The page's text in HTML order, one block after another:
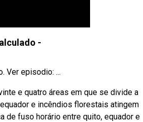
-
Ver episodio: ...
e quatro áreas em que se divide a
e incêndios florestais atingem
de fuso horário entre quito, equador e